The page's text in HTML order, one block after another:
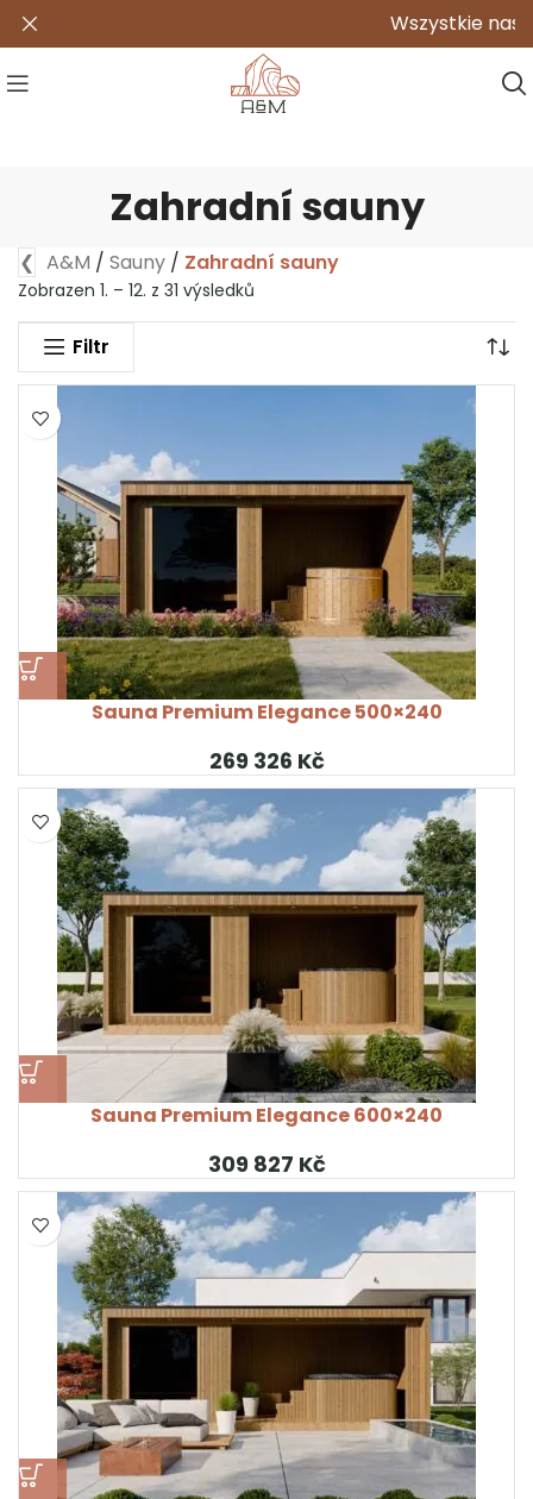
Zahradní sauny
❮ A&M / Sauny / Zahradní sauny
Zobrazen 1. – 12. z 31 výsledků
Filtr
Sauna Premium Elegance 500×240
Kč
Sauna Premium Elegance 600×240
Kč
Wszystkie nasze